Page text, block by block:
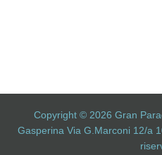
Copyright © 2026 Gran
Gasperina Via G.Marconi 12/a